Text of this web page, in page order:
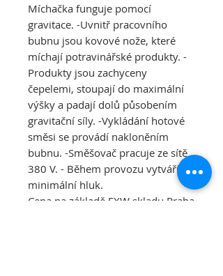
Míchačka funguje pomocí
gravitace. -Uvnitř pracovního
bubnu jsou kovové nože, které
míchají potravinářské produkty. -
Produkty jsou zachyceny
čepelemi, stoupají do maximální
výšky a padají dolů působením
gravitační síly. -Vykládání hotové
směsi se provádí nakloněním
bubnu. -Směšovač pracuje ze sítě
380 V. - Během provozu vytváří
minimální hluk.
Cena na základě EXW skladu Praha